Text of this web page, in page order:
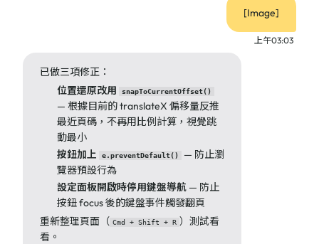
[Image]
上午03:03
已做三項修正：
位置還原改用
snapToCurrentOffset()
— 根據目前的 translateX 偏移量反推
最近頁碼，不再用比例計算，視覺跳
動最小
按鈕加上
e.preventDefault()
— 防止瀏
覽器預設行為
設定面板開啟時停用鍵盤導航 — 防止
按鈕 focus 後的鍵盤事件觸發翻頁
重新整理頁面（ Cmd + Shift + R ）測試看
看。